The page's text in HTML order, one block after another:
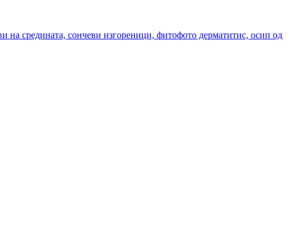
на средината, сончеви изгореници, фитофото дерматитис, осип од